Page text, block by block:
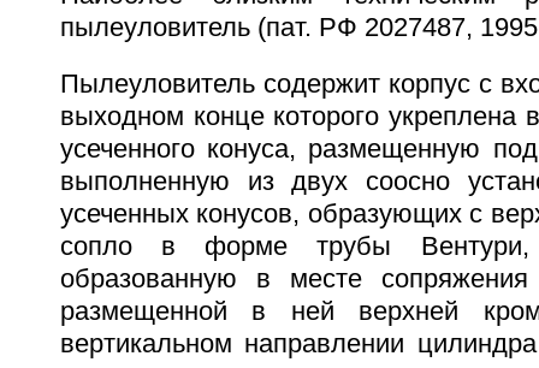
пылеуловитель (пат. РФ 2027487, 1995
Пылеуловитель содержит корпус с
выходном конце которого укреплена
усеченного конуса, размещенную
выполненную из двух соосно
усеченных конусов, образующих с
сопло в форме трубы Вентури,
образованную в месте
размещенной в ней верхней
вертикальном направлении